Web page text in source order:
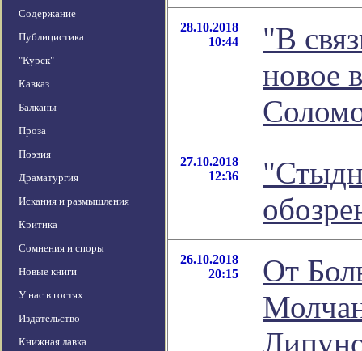
Содержание
Публицистика
"Курск"
Кавказ
Балканы
Проза
Поэзия
Драматургия
Искания и размышления
Критика
Сомнения и споры
Новые книги
У нас в гостях
Издательство
Книжная лавка
28.10.2018
10:44
"В
новое
27.10.2018
12:36
26.10.2018
20:15
От